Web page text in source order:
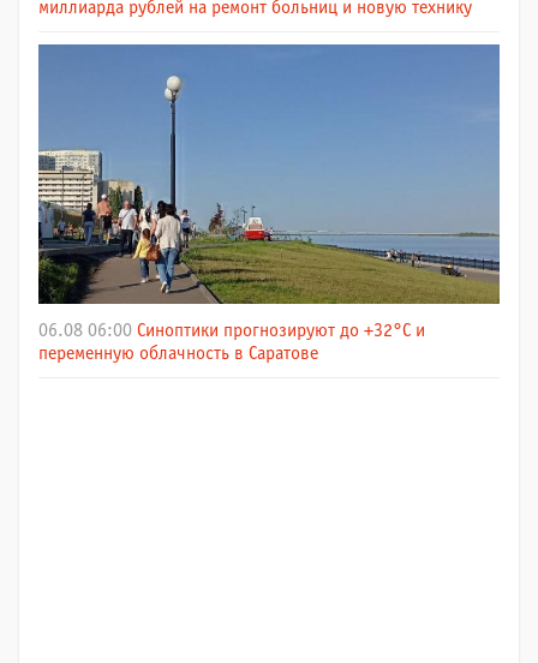
миллиарда рублей на ремонт больниц и новую технику
06.08 06:00 Синоптики прогнозируют до +32°C и
переменную облачность в Саратове